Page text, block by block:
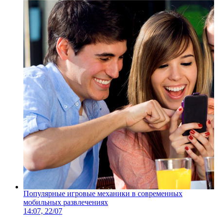
Популярные игровые механики в современных
мобильных развлечениях
14:07, 22/07